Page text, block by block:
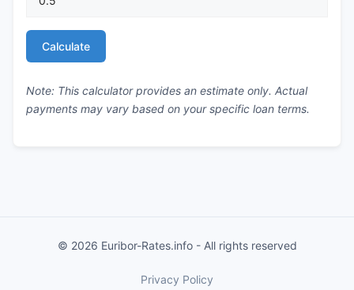
Calculate
Note: This calculator provides an estimate only. Actual
payments may vary based on your specific loan terms.
© 2026 Euribor-Rates.info - All rights reserved
Privacy Policy